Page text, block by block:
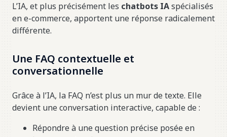
L’IA, et plus précisément les chatbots IAspécialisés
en e-commerce, apportent une réponse radicalement
différente.
Une FAQ contextuelle et
conversationnelle
Grâce à l’IA, la FAQ n’est plus un mur de texte. Elle
devient une conversation interactive, capable de :
Répondre à une question précise posée en